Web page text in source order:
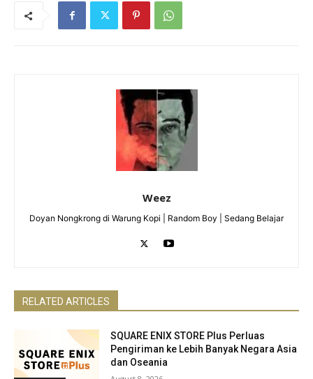
Weez
Doyan Nongkrong di Warung Kopi | Random Boy | Sedang Belajar
RELATED ARTICLES
SQUARE ENIX STORE Plus Perluas
Pengiriman ke Lebih Banyak Negara Asia
dan Oseania